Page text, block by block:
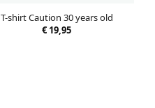
T-shirt Caution 30 years old
€19,95